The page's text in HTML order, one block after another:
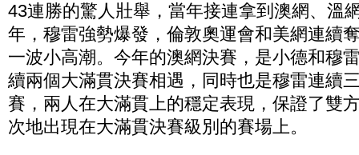
43連勝的驚人壯舉，當年接連拿到澳網、溫
年，穆雷強勢爆發，倫敦奧運會和美網連續
一波小高潮。今年的澳網決賽，是小德和穆
續兩個大滿貫決賽相遇，同時也是穆雷連續
賽，兩人在大滿貫上的穩定表現，保證了雙
次地出現在大滿貫決賽級別的賽場上。